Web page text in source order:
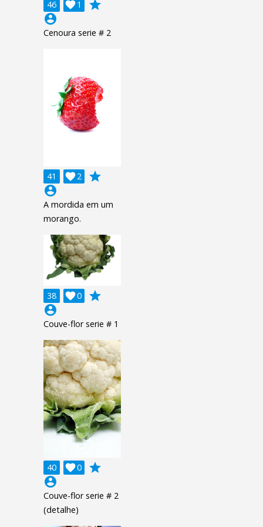
46 1

grade
account_circle
Cenoura serie # 2
41 2

grade
account_circle
A mordida em um
morango.
38 0

grade
account_circle
Couve-flor serie # 1
40 0

grade
account_circle
Couve-flor serie # 2
(detalhe)